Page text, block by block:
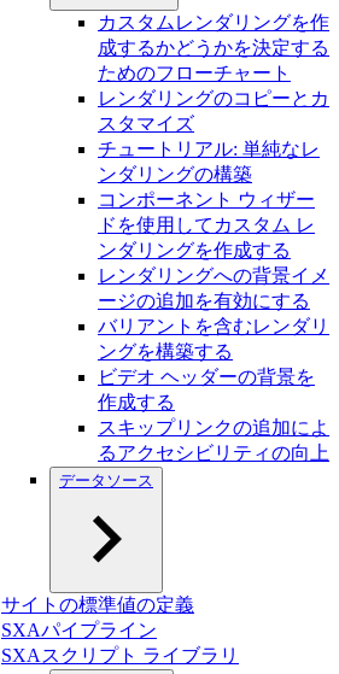
カスタムレンダリングを作
成するかどうかを決定する
ためのフローチャート
レンダリングのコピーとカ
スタマイズ
チュートリアル: 単純なレ
ンダリングの構築
コンポーネント ウィザー
ドを使用してカスタム レ
ンダリングを作成する
レンダリングへの背景イメ
ージの追加を有効にする
バリアントを含むレンダリ
ングを構築する
ビデオ ヘッダーの背景を
作成する
スキップリンクの追加によ
るアクセシビリティの向上
データソース
サイトの標準値の定義
SXAパイプライン
SXAスクリプト ライブラリ